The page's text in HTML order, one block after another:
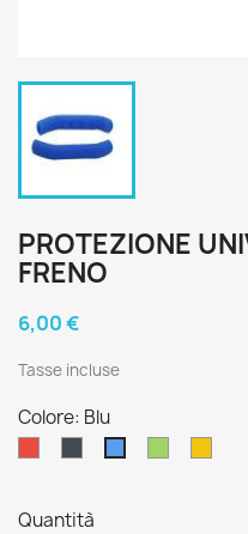
PROTEZIONE
FRENO
6,00 €
Tasse incluse
Colore: Blu
Quantità